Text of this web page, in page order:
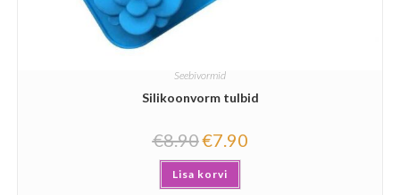
Seebivormid
Silikoonvorm tulbid
€8.90€7.90
Lisa korvi